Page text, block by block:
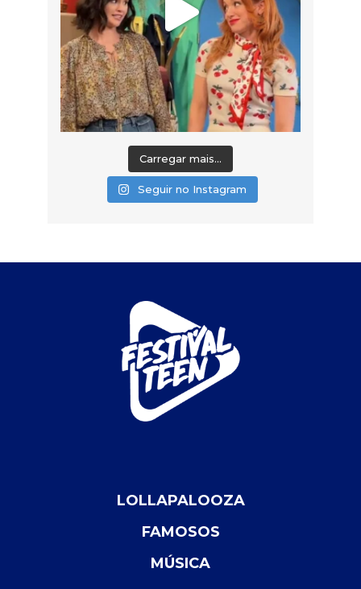
Carregar mais...
Seguir no Instagram
LOLLAPALOOZA
FAMOSOS
MÚSICA